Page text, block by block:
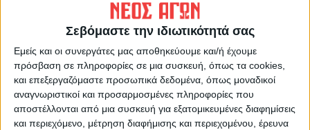
Σεβόμαστε την ιδιωτικότητά σας
Εμείς και οι συνεργάτες μας αποθηκεύουμε και/ή έχουμε
πρόσβαση σε πληροφορίες σε μια συσκευή, όπως τα cookies,
και επεξεργαζόμαστε προσωπικά δεδομένα, όπως μοναδικοί
αναγνωριστικοί και προσαρμοσμένες πληροφορίες που
αποστέλλονται από μια συσκευή για εξατομικευμένες διαφημίσεις
και περιεχόμενο, μέτρηση διαφήμισης και περιεχομένου, έρευνα
Τίμος Καβακάςκαι οι συνεργάτες του
βλέπει με ικανοποίηση τους παίκτες να τα
δίνουν όλα στις προπονήσεις στο κοινό
ζητούμενο που είναι η ετοιμότητα ενός
συνόλου που θα κληθεί στο πρωτάθλημα
της super league 2 να παίξει
πρωταγωνιστικό ρόλο και να διεκδικήσει